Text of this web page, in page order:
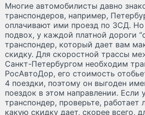
Многие автомобилисты давно
транспондеров, например,
оплачивают ими проезд по ЗСД. Но
подвох, у каждой платной дороги
транспондер, который дает вам
скидку. Для скоростной трассы
Санкт-Петербургом необходим
РосАвтоДор, его стоимость
4 поездки, поэтому он выгоден
поездок в этом направлении. Если
транспондер, проверьте, работает
какую скидку дает, скорее всего,